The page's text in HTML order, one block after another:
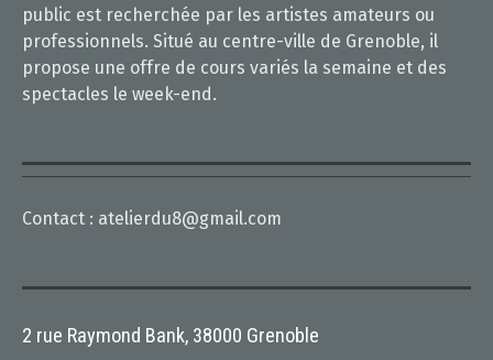
public est recherchée par les artistes amateurs ou
professionnels. Situé au centre-ville de Grenoble, il
propose une offre de cours variés la semaine et des
spectacles le week-end.
Contact : atelierdu8@gmail.com
2 rue Raymond Bank, 38000 Grenoble